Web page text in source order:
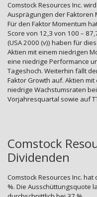
Comstock Resources Inc.
Ausprägungen der Faktoren
Für den Faktor Momentum
Score von 12,3 von 100 –
(USA 2000 (v)) haben für
Aktien mit einem niedrigen
eine niedrige Performance
Tageshoch. Weiterhin fällt
Faktor Growth auf. Aktien
niedrige Wachstumsraten
Vorjahresquartal sowie auf
Comstock
Dividenden
Comstock Resources Inc.
%. Die Ausschüttungsquote